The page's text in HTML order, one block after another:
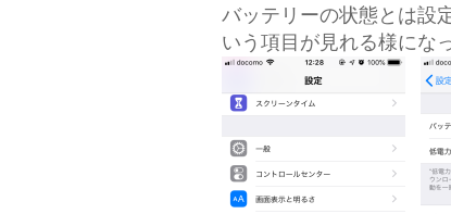
バッテリーの状態とは設
いう項目が見れる様にな